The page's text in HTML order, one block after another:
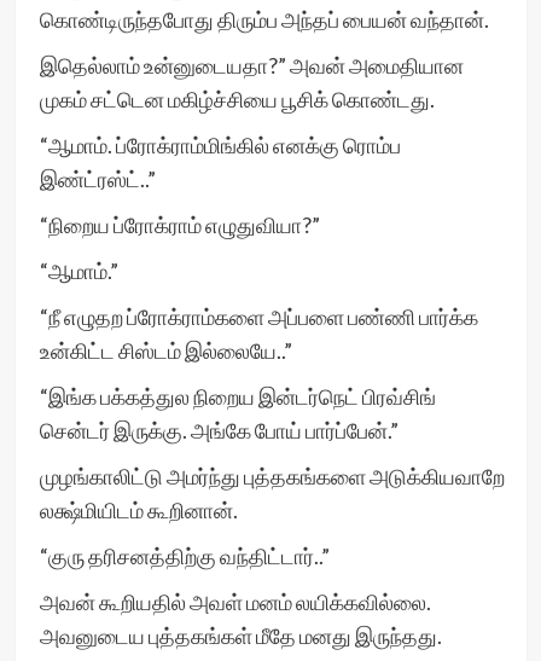
கொண்டிருந்தபோது திரும்ப அந்தப் பையன் வந்தான்.
இதெல்லாம் உன்னுடையதா?” அவன் அமைதியான
முகம் சட்டென மகிழ்ச்சியை பூசிக் கொண்டது.
“ஆமாம். ப்ரோக்ராம்மிங்கில் எனக்கு ரொம்ப
இண்ட்ரஸ்ட்..”
“நிறைய ப்ரோக்ராம் எழுதுவியா?”
“ஆமாம்.”
“நீ எழுதற ப்ரோக்ராம்களை அப்பளை பண்ணி பார்க்க
உன்கிட்ட சிஸ்டம் இல்லையே..”
“இங்க பக்கத்துல நிறைய இன்டர்நெட் பிரவ்சிங்
சென்டர் இருக்கு. அங்கே போய் பார்ப்பேன்.”
முழங்காலிட்டு அமர்ந்து புத்தகங்களை அடுக்கியவாறே
லக்ஷ்மியிடம் கூறினான்.
“குரு தரிசனத்திற்கு வந்திட்டார்..”
அவன் கூறியதில் அவள் மனம் லயிக்கவில்லை.
அவனுடைய புத்தகங்கள் மீதே மனது இருந்தது.